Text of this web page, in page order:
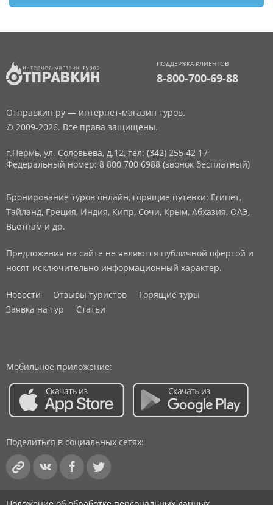
ПОДДЕРЖКА КЛИЕНТОВ
8-800-700-69-88
Отправкин.ру — интернет-магазин туров.
© 2009-2026. Все права защищены.
г.Пермь, ул. Соловьева, д.12, тел: (342) 255 42 17
Федеральный номер: 8 800 700 6988 (звонок бесплатный)
Бронирование туров онлайн, горящие путевки: Египет,
Тайланд, Греция, Индия, Кипр, Сочи, Крым, Абхазия, ОАЭ,
Вьетнам и др.
Предложения на сайте не являются публичной офертой и
носят исключительно информационный характер.
Новости Отзывы туристов
Горящие туры
Заявка на тур
Статьи
Мобильное приложение:
Поделиться в социальных сетях: